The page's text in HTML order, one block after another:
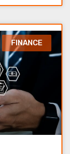
FINANCE